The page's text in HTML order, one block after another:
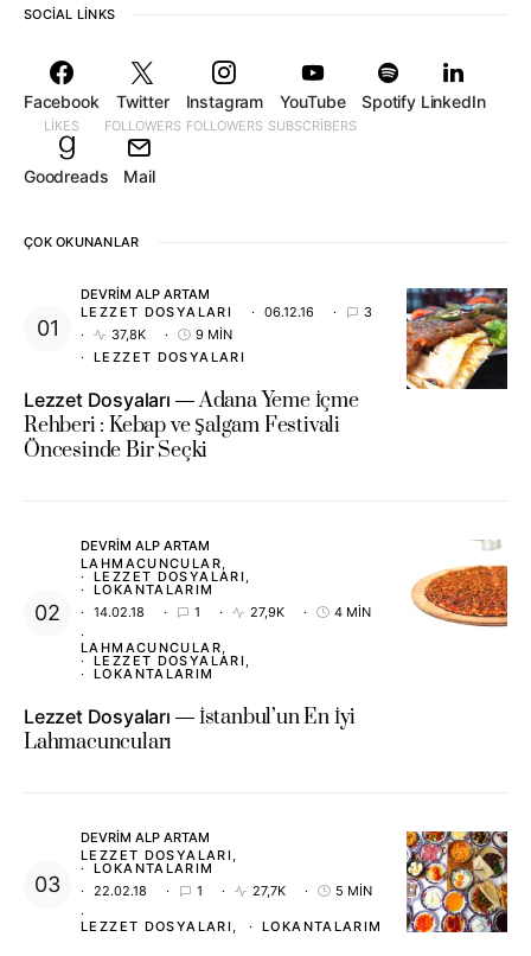
SOCIAL LINKS
Facebook
LIKES
Twitter
FOLLOWERS
Instagram
FOLLOWERS
YouTube
SUBSCRIBERS
Spotify LinkedIn
Goodreads Mail
ÇOK OKUNANLAR
DEVRIM ALP ARTAM
LEZZET DOSYALARI
06.12.16
3
37,8K
9 MIN
LEZZET DOSYALARI
Lezzet Dosyaları
Adana Yeme İçme
Rehberi : Kebap ve Şalgam Festivali
Öncesinde Bir Seçki
DEVRIM ALP ARTAM
LAHMACUNCULAR
LEZZET DOSYALARI
LOKANTALARIM
14.02.18
1 27,9K 4 MIN
LAHMACUNCULAR
LEZZET DOSYALARI
LOKANTALARIM
Lezzet Dosyaları
İstanbul’un En İyi
Lahmacuncuları
DEVRIM ALP ARTAM
LEZZET DOSYALARI
LOKANTALARIM
22.02.18
1 27,7K 5 MIN
LEZZET DOSYALARI LOKANTALARIM